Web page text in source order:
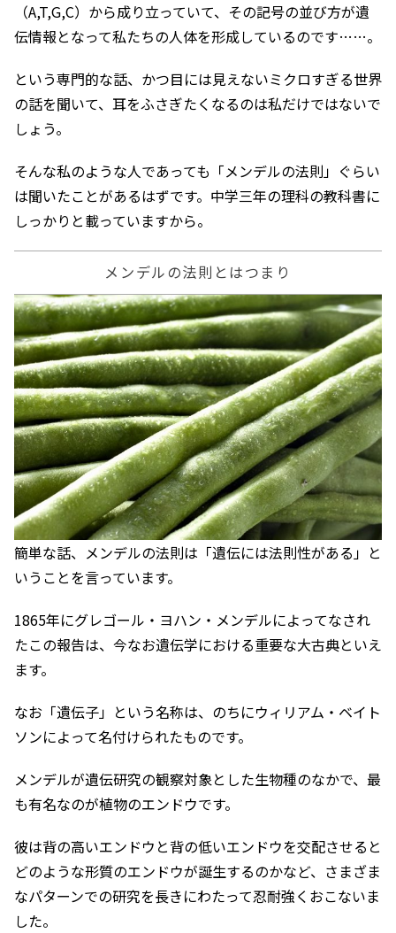
（A,T,G,C）から成り立っていて、その記号の並び方が遺
伝情報となって私たちの人体を形成しているのです……。
という専門的な話、かつ目には見えないミクロすぎる世界
の話を聞いて、耳をふさぎたくなるのは私だけではないで
しょう。
そんな私のような人であっても「メンデルの法則」ぐらい
は聞いたことがあるはずです。中学三年の理科の教科書に
しっかりと載っていますから。
メンデルの法則とはつまり
簡単な話、メンデルの法則は「遺伝には法則性がある」と
いうことを言っています。
1865年にグレゴール・ヨハン・メンデルによってなされ
たこの報告は、今なお遺伝学における重要な大古典といえ
ます。
なお「遺伝子」という名称は、のちにウィリアム・ベイト
ソンによって名付けられたものです。
メンデルが遺伝研究の観察対象とした生物種のなかで、最
も有名なのが植物のエンドウです。
彼は背の高いエンドウと背の低いエンドウを交配させると
どのような形質のエンドウが誕生するのかなど、さまざま
なパターンでの研究を長きにわたって忍耐強くおこないま
した。